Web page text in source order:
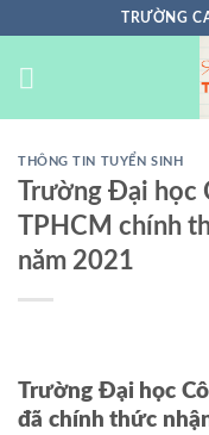
nội
TRƯỜNG
THÔNG TIN TUYỂN SINH
Trường Đại học
TPHCM chính
năm 2021
Trường Đại học
đã chính thức